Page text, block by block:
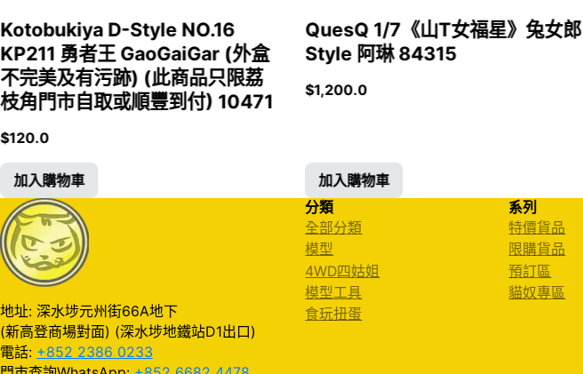
Kotobukiya D-Style NO.16
KP211 勇者王 GaoGaiGar (外盒
不完美及有污跡) (此商品只限荔
枝角門市自取或順豐到付) 10471
$120.0
加入購物車
QuesQ 1/7《山T女福星》兔女郎
Style 阿琳 84315
$1,200.0
加入購物車
地址: 深水埗元州街66A地下
(新高登商場對面) (深水埗地鐵站D1出口)
電話: +852 2386 0233
分類
全部分類
模型
4WD四姑姐
模型工具
食玩扭蛋
系列
特價貨品
限購貨品
預訂區
貓奴專區